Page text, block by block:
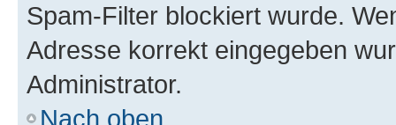
Spam-Filter blockiert wurde.
Adresse korrekt eingegeben
Administrator.
Nach oben